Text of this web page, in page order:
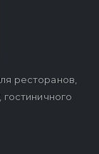
ресторанов,